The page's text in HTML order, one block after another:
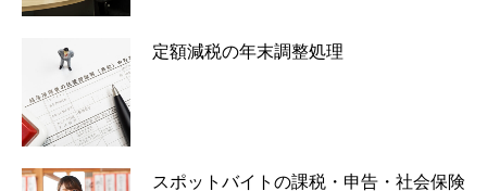
定額減税の年末調整処理
スポットバイトの課税・申告・社会保険